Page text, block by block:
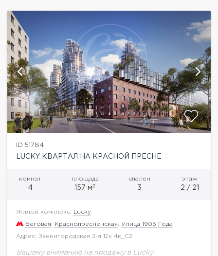
ID 51784
LUCKY КВАРТАЛ НА КРАСНОЙ ПРЕСНЕ
комнат
4
площадь
157 м2
спален
3
этаж
2 / 21
Жилой комплекс: Lucky
Беговая Краснопресненская Улица 1905 Года
Адрес: Звенигородская 2-я 12к 4к_С2
Вашему вниманию на продажу в Lucky